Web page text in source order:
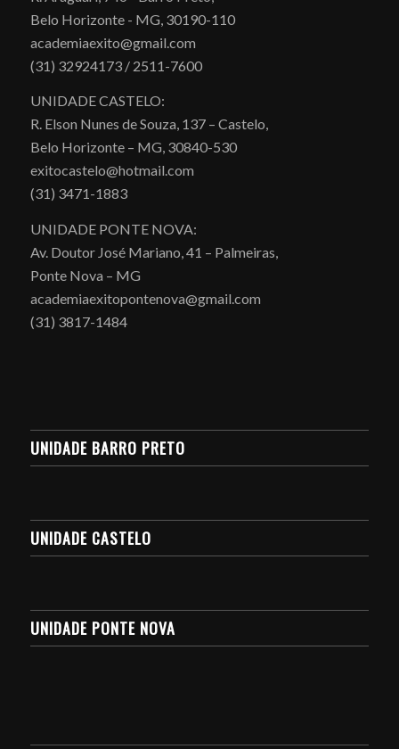
Belo Horizonte - MG, 30190-110
academiaexito@gmail.com
(31) 32924173 / 2511-7600
UNIDADE CASTELO:
R. Elson Nunes de Souza, 137 – Castelo,
Belo Horizonte – MG, 30840-530
exitocastelo@hotmail.com
(31) 3471-1883
UNIDADE PONTE NOVA:
Av. Doutor José Mariano, 41 – Palmeiras,
Ponte Nova – MG
academiaexitopontenova@gmail.com
(31) 3817-1484
UNIDADE BARRO PRETO
UNIDADE CASTELO
UNIDADE PONTE NOVA